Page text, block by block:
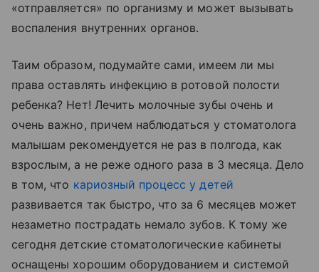
«отправляется» по организму и может вызывать
воспаления внутренних органов.
Таим образом, подумайте сами, имеем ли мы
права оставлять инфекцию в ротовой полости
ребенка? Нет! Лечить молочные зубы очень и
очень важно, причем наблюдаться у стоматолога
малышам рекомендуется не раз в полгода, как
взрослым, а не реже одного раза в 3 месяца. Дело
в том, что кариозный процесс у детей
развивается так быстро, что за 6 месяцев может
незаметно пострадать немало зубов. К тому же
сегодня детские стоматологические кабинеты
оснащены хорошим оборудованием и системой